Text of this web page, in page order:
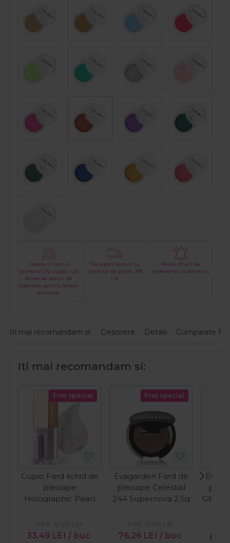
Creaza-ti cont si
primesti 2% inapoi sub
forma de bonus de
fidelitate pentru fiecare
achizitie.
Transport Gratuit La
comenzi de peste 399
LEI
Peste 29 ani de
experienta in domeniu
Iti mai recomandam si: Descriere Detalii Cumparate
Iti mai recomandam si:
Pret special
Cupio Fard lichid de
pleoape
Holographic Pearl
33,49 LEI / buc
PRP: 40,00 LEI
Pret special
Evagarden Fard de
pleoape Celestial
244 Supernova 2.5g
76,26 LEI / buc
PRP: 127,10 LEI
Glitter